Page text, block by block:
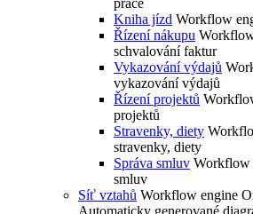
práce
Kniha jízd Workflow
Řízení nákupu
schvalování faktur
Vykazování výdajů
vykazování výdajů
Řízení projektů
projektů
Stravenky, diety
stravenky, diety
Správa smluv Workflow
smluv
Síť vztahů Workflow engine
Automaticky generované